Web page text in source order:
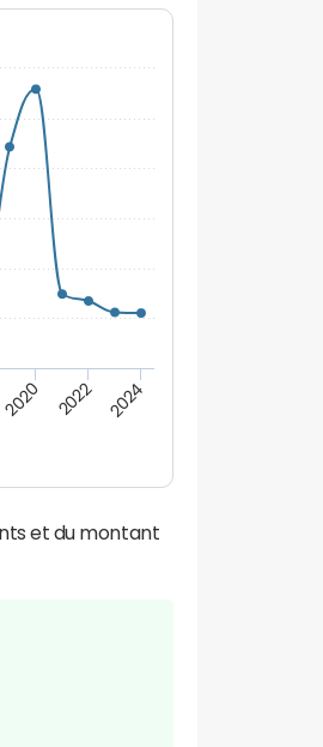
2020 2022 2024
et du montant